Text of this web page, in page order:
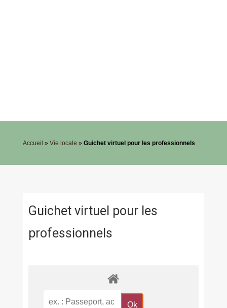
Accueil » Vie locale » Guichet virtuel pour les professionnels
Guichet virtuel pour les
professionnels